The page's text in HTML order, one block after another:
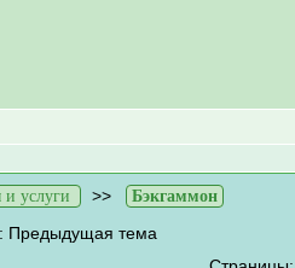
услуги >> Бэкгаммон
: Предыдущая тема